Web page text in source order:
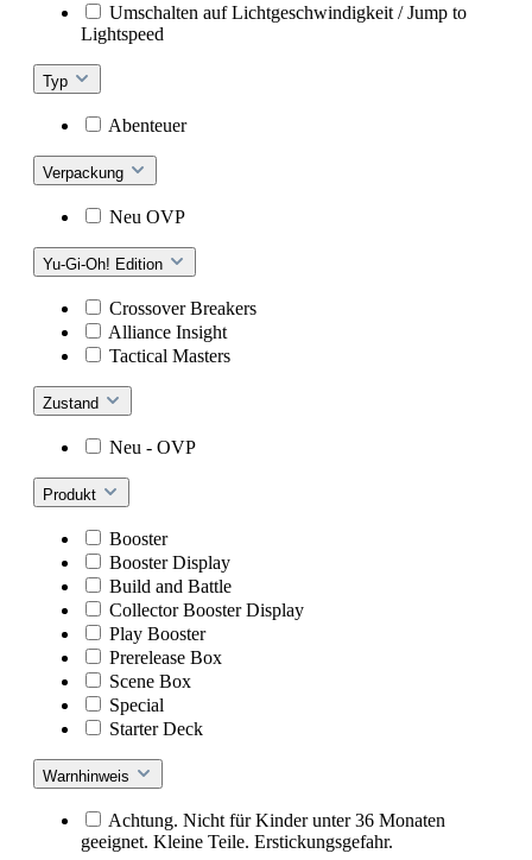
Umschalten auf Lichtgeschwindigkeit / Jump to
Lightspeed
Typ
Abenteuer
Verpackung
Neu OVP
Yu-Gi-Oh! Edition
Crossover Breakers
Alliance Insight
Tactical Masters
Zustand
Neu - OVP
Produkt
Booster
Booster Display
Build and Battle
Collector Booster Display
Play Booster
Prerelease Box
Scene Box
Special
Starter Deck
Warnhinweis
Achtung. Nicht für Kinder unter 36 Monaten
geeignet. Kleine Teile. Erstickungsgefahr.